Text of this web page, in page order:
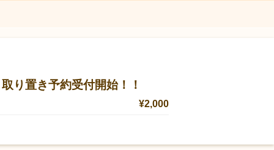
り置き予約受付開始！！
¥2,000